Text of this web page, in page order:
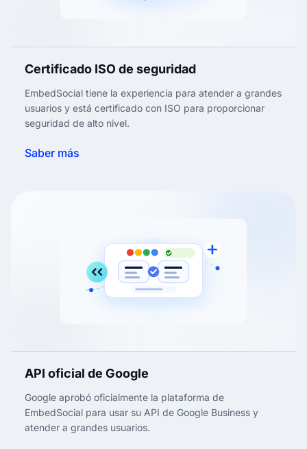
Certificado ISO de seguridad
EmbedSocial tiene la experiencia para atender a grandes
usuarios y está certificado con ISO para proporcionar
seguridad de alto nivel.
Saber más
API oficial de Google
Google aprobó oficialmente la plataforma de
EmbedSocial para usar su API de Google Business y
atender a grandes usuarios.